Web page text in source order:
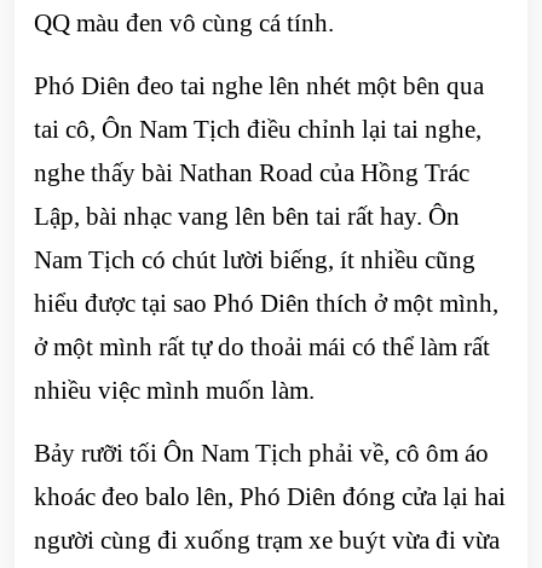
QQ màu đen vô cùng cá tính.
Phó Diên đeo tai nghe lên nhét một bên qua
tai cô, Ôn Nam Tịch điều chỉnh lại tai nghe,
nghe thấy bài Nathan Road của Hồng Trác
Lập, bài nhạc vang lên bên tai rất hay. Ôn
Nam Tịch có chút lười biếng, ít nhiều cũng
hiểu được tại sao Phó Diên thích ở một mình,
ở một mình rất tự do thoải mái có thể làm rất
nhiều việc mình muốn làm.
Bảy rưỡi tối Ôn Nam Tịch phải về, cô ôm áo
khoác đeo balo lên, Phó Diên đóng cửa lại hai
người cùng đi xuống trạm xe buýt vừa đi vừa